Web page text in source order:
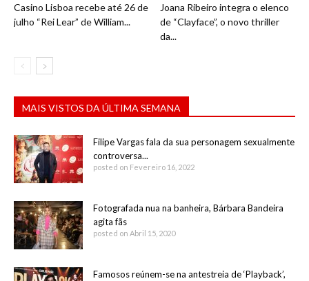
Casino Lisboa recebe até 26 de
julho “Rei Lear” de William...
Joana Ribeiro integra o elenco
de “Clayface”, o novo thriller
da...
MAIS VISTOS DA ÚLTIMA SEMANA
Filipe Vargas fala da sua personagem sexualmente
controversa...
posted on Fevereiro 16, 2022
Fotografada nua na banheira, Bárbara Bandeira
agita fãs
posted on Abril 15, 2020
Famosos reúnem-se na antestreia de ‘Playback’,